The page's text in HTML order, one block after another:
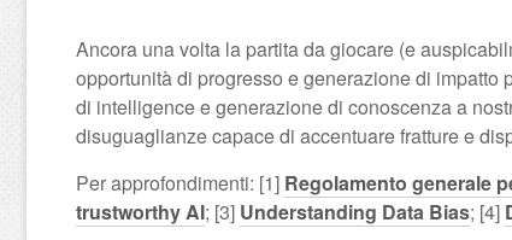
Ancora una volta la partita da giocare (e
opportunità di progresso e generazione di impatto
di intelligence e generazione di conoscenza a
disuguaglianze capace di accentuare fratture e
Per approfondimenti: [1] Regolamento generale
trustworthy AI; [3] Understanding Data Bias; [4]